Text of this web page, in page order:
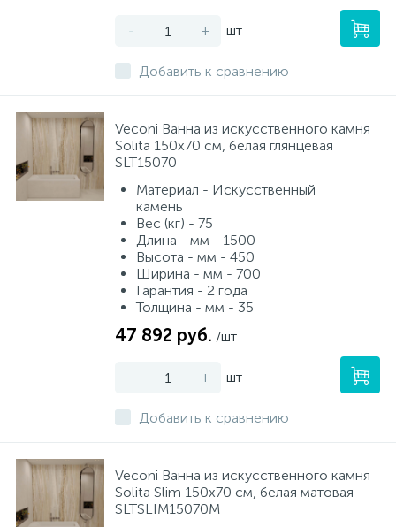
- + шт
Добавить к сравнению
Veconi Ванна из искусственного камня
Solita 150х70 см, белая глянцевая
SLT15070
Материал - Искусственный
камень
Вес (кг) - 75
Длина - мм - 1500
Высота - мм - 450
Ширина - мм - 700
Гарантия - 2 года
Толщина - мм - 35
47 892 руб. /шт
- + шт
Добавить к сравнению
Veconi Ванна из искусственного камня
Solita Slim 150х70 см, белая матовая
SLTSLIM15070M